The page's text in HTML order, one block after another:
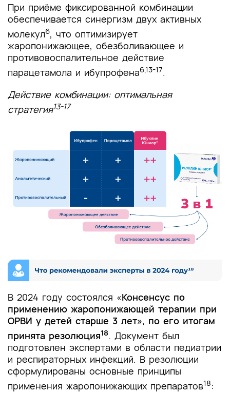
При приёме фиксированной комбинации
обеспечивается синергизм двух активных
молекул6, что оптимизирует
жаропонижающее, обезболивающее и
противовоспалительное действие
парацетамола и ибупрофена6,13-17.
Действие комбинации: оптимальная
стратегия13-17
В 2024 году состоялся «Консенсус по
применению жаропонижающей терапии при
ОРВИ у детей старше 3 лет», по его итогам
принята резолюция18. Документ был
подготовлен экспертами в области педиатрии
и респираторных инфекций. В резолюции
сформулированы основные принципы
применения жаропонижающих препаратов18: